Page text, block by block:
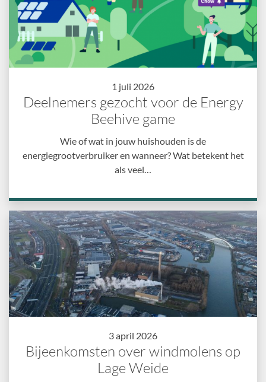
1 juli 2026
Deelnemers gezocht voor de Energy
Beehive game
Wie of wat in jouw huishouden is de
energiegrootverbruiker en wanneer? Wat betekent het
als veel…
3 april 2026
Bijeenkomsten over windmolens op
Lage Weide